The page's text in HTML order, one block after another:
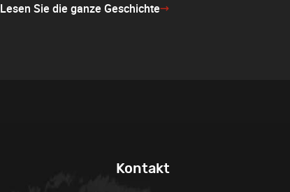
Lesen Sie die ganze Geschichte
Kontakt